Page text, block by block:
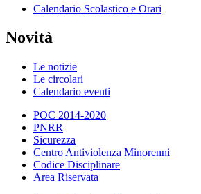
Calendario Scolastico e Orari
Novità
Le notizie
Le circolari
Calendario eventi
POC 2014-2020
PNRR
Sicurezza
Centro Antiviolenza Minorenni
Codice Disciplinare
Area Riservata